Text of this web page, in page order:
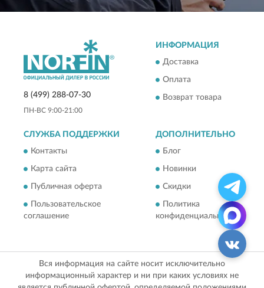
8 (499) 288-07-30
ПН-ВС 9:00-21:00
ИНФОРМАЦИЯ
Доставка
Оплата
Возврат товара
СЛУЖБА ПОДДЕРЖКИ
Контакты
Карта сайта
Публичная оферта
Пользовательское
соглашение
ДОПОЛНИТЕЛЬНО
Блог
Новинки
Скидки
Политика
конфиденциальности
Вся информация на сайте носит исключительно
информационный характер и ни при каких условиях не